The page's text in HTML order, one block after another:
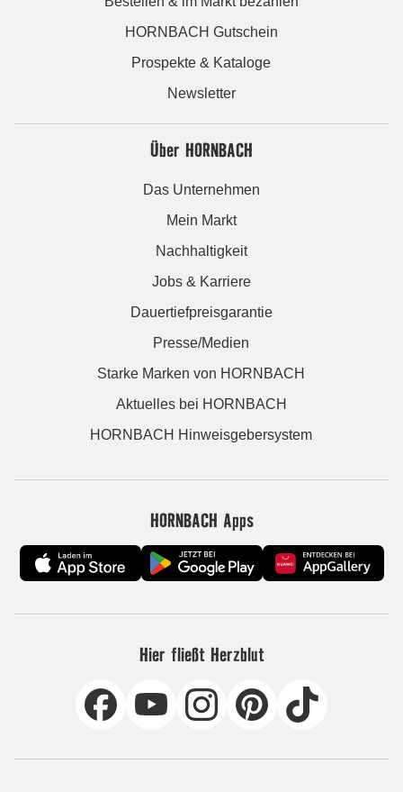
HORNBACH Gutschein
Prospekte & Kataloge
Newsletter
Über HORNBACH
Das Unternehmen
Mein Markt
Nachhaltigkeit
Jobs & Karriere
Dauertiefpreisgarantie
Presse/Medien
Starke Marken von HORNBACH
Aktuelles bei HORNBACH
HORNBACH Hinweisgebersystem
HORNBACH Apps
Hier fließt Herzblut